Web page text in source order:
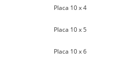
Placa 10 x 4
Placa 10 x 5
Placa 10 x 6